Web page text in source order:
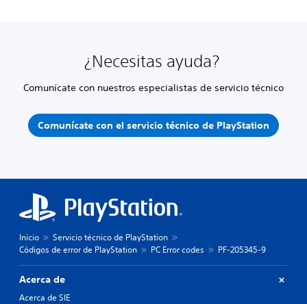
¿Necesitas ayuda?
Comunícate con nuestros especialistas de servicio técnico
Comunícate con el servicio técnico de PlayStation
Inicio
Servicio técnico de PlayStation
Códigos de error de PlayStation
PC Error codes PF-205345-9
Acerca de
Acerca de SIE